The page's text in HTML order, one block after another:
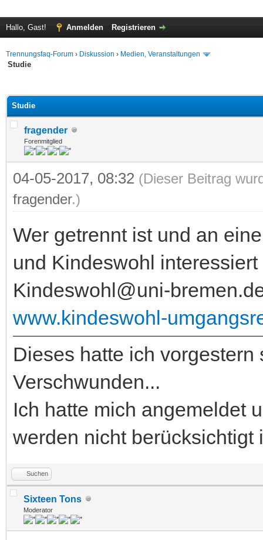
Hallo, Gast! Anmelden Registrieren
Trennungsfaq-Forum › Diskussion › Medien, Veranstaltungen
Studie
Studie
fragender
Forenmitglied
04-05-2017, 08:32 (Dieser Beitrag
fragender.)
Wer getrennt ist und an
und Kindeswohl
Kindeswohl@uni-
www.kindeswohl-
Dieses hatte ich
Verschwunden...
Ich hatte mich angemeldet
werden nicht berücksichtigt
Suchen
Sixteen Tons
Moderator